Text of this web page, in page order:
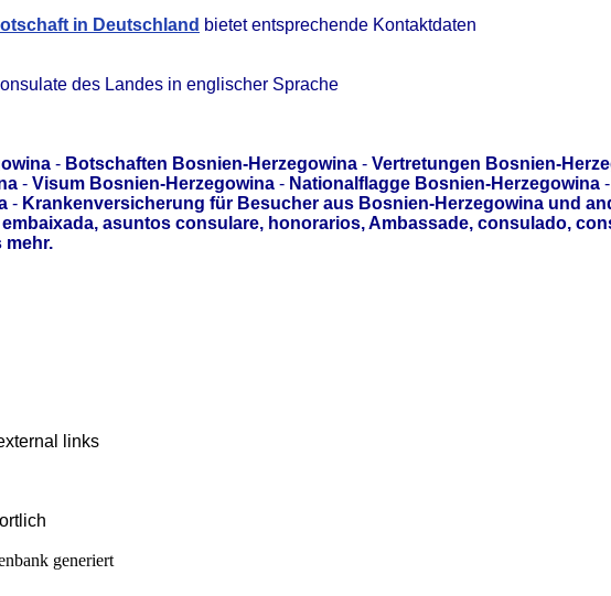
in Deutschland bietet entsprechende Kontaktdaten
des Landes in englischer Sprache
- Botschaften Bosnien-Herzegowina - Vertretungen Bosnien-
- Visum Bosnien-Herzegowina - Nationalflagge Bosnien-Herzegowina -
- Krankenversicherung für Besucher aus Bosnien-Herzegowina und
asuntos consulare, honorarios, Ambassade, consulado,
mehr.
links
generiert